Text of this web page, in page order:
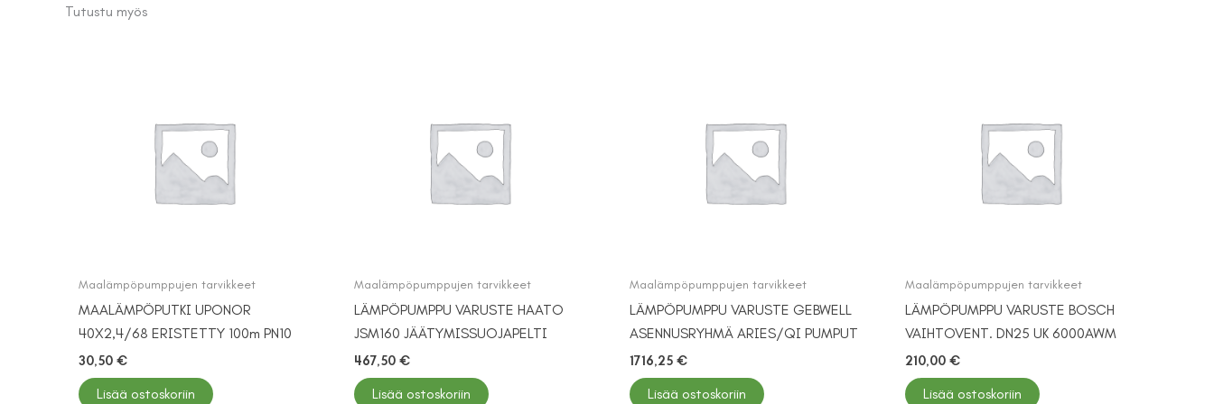
Tutustu myös
Maalämpöpumppujen tarvikkeet
MAALÄMPÖPUTKI UPONOR
40X2,4/68 ERISTETTY 100m PN10
30,50 €
Lisää ostoskoriin
Maalämpöpumppujen tarvikkeet
LÄMPÖPUMPPU VARUSTE HAATO
JSM160 JÄÄTYMISSUOJAPELTI
467,50 €
Lisää ostoskoriin
Maalämpöpumppujen tarvikkeet
LÄMPÖPUMPPU VARUSTE GEBWELL
ASENNUSRYHMÄ ARIES/QI PUMPUT
1716,25 €
Lisää ostoskoriin
Maalämpöpumppujen tarvikkeet
LÄMPÖPUMPPU VARUSTE BOSCH
VAIHTOVENT. DN25 UK 6000AWM
210,00 €
Lisää ostoskoriin